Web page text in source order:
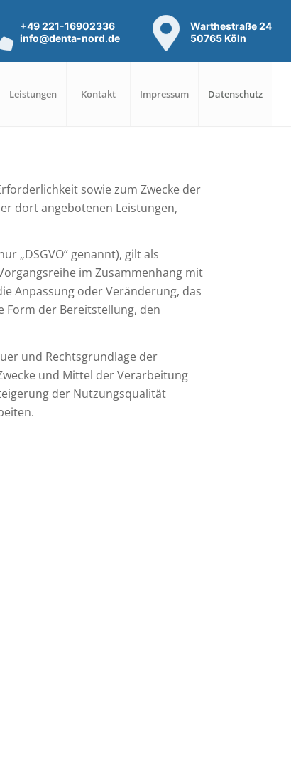
+49 221-16902336
info@denta-nord.de
Warthestraße 24
50765 Köln
Leistungen Kontakt Impressum Datenschutz
sowie zum Zwecke der
dort angebotenen Leistungen,
„DSGVO“ genannt), gilt als
im Zusammenhang mit
Anpassung oder Veränderung, das
Form der Bereitstellung, den
und Rechtsgrundlage der
und Mittel der Verarbeitung
der Nutzungsqualität